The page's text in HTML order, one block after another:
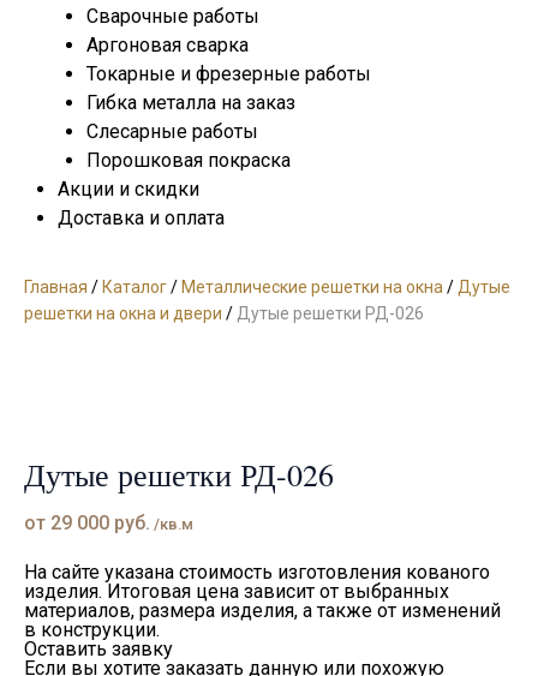
Сварочные работы
Аргоновая сварка
Токарные и фрезерные работы
Гибка металла на заказ
Слесарные работы
Порошковая покраска
Акции и скидки
Доставка и оплата
Главная /Каталог/Металлические решетки на окна / Дутые
решетки на окна и двери / Дутые решетки РД-026
Дутые решетки РД-026
от 29 000 руб. /кв.м
На сайте указана стоимость изготовления кованого
изделия. Итоговая цена зависит от выбранных
материалов, размера изделия, а также от изменений
в конструкции.
Оставить заявку
Если вы хотите заказать данную или похожую